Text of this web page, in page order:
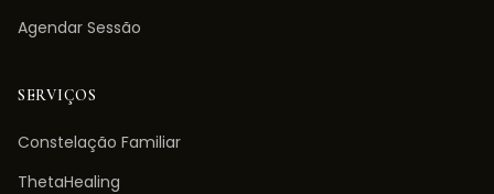
Agendar Sessão
SERVIÇOS
Constelação Familiar
ThetaHealing